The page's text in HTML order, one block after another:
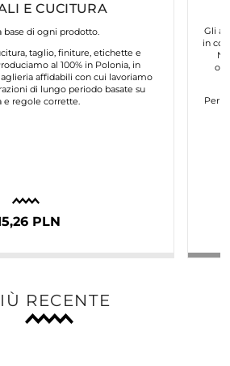
E CUCITURA
base di ogni prodotto.
taglio, finiture, etichette e
al 100% in Polonia, in
affidabili con cui lavoriamo
di lungo periodo basate su
e regole corrette.
PLN
Gli
in
Per
RECENTE